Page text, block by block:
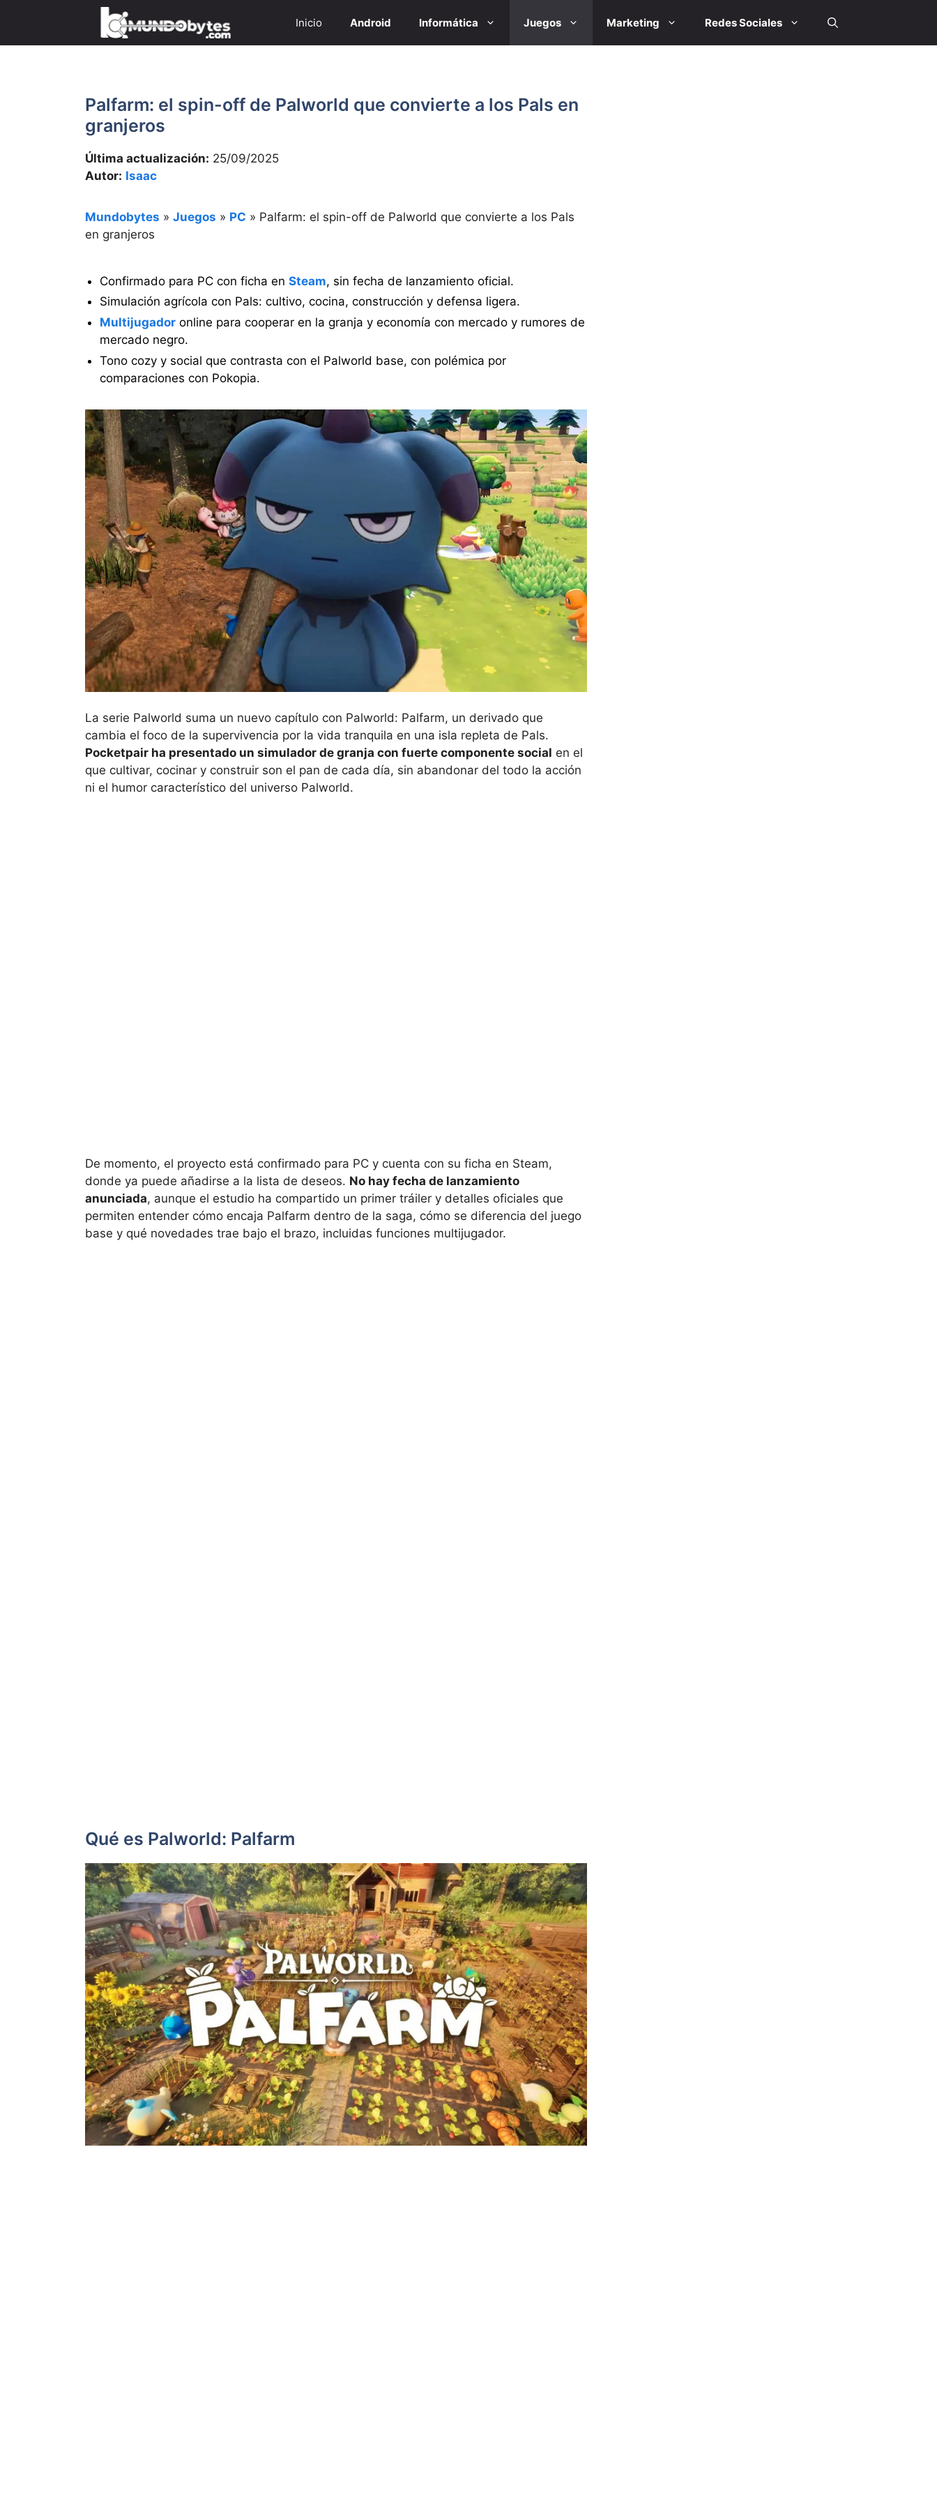
contenido
Inicio Android Informática Juegos Marketing Redes Sociales
Palfarm: el spin-off de Palworld que convierte a los Pals en
granjeros
Última actualización: 25/09/2025
Autor: Isaac
Mundobytes » Juegos » PC » Palfarm: el spin-off de Palworld que convierte a los Pals
en granjeros
Confirmado para PC con ficha en Steam, sin fecha de lanzamiento oficial.
Simulación agrícola con Pals: cultivo, cocina, construcción y defensa ligera.
Multijugadoronline para cooperar en la granja y economía con mercado y rumores de
mercado negro.
Tono cozy y social que contrasta con el Palworld base, con polémica por
comparaciones con Pokopia.
La serie Palworld suma un nuevo capítulo con Palworld: Palfarm, un derivado que
cambia el foco de la supervivencia por la vida tranquila en una isla repleta de Pals.
Pocketpair ha presentado un simulador de granja con fuerte componente social en el
que cultivar, cocinar y construir son el pan de cada día, sin abandonar del todo la acción
ni el humor característico del universo Palworld.
De momento, el proyecto está confirmado para PC y cuenta con su ficha en Steam,
donde ya puede añadirse a la lista de deseos. No hay fecha de lanzamiento
anunciada, aunque el estudio ha compartido un primer tráiler y detalles oficiales que
permiten entender cómo encaja Palfarm dentro de la saga, cómo se diferencia del juego
base y qué novedades trae bajo el brazo, incluidas funciones multijugador.
Qué es Palworld: Palfarm